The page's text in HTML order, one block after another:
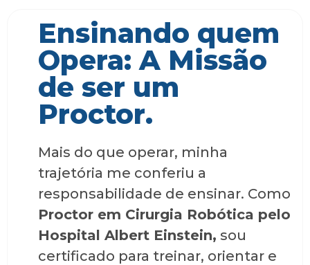
Ensinando quem
Opera: A Missão
de ser um
Proctor.
Mais do que operar, minha
trajetória me conferiu a
responsabilidade de ensinar. Como
Proctor em Cirurgia Robótica pelo
Hospital Albert Einstein, sou
certificado para treinar, orientar e